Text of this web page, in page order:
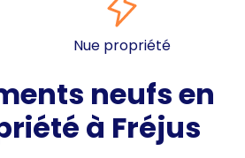
Nue propriété
neufs en
à Fréjus